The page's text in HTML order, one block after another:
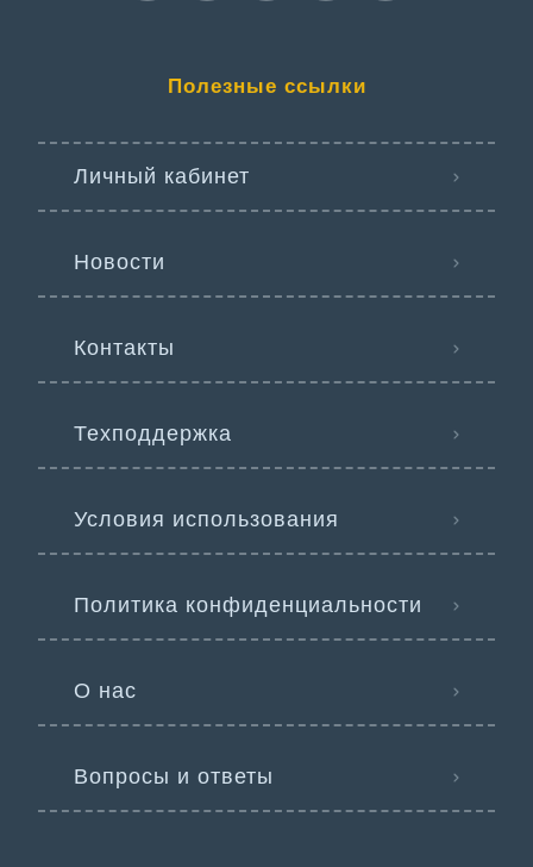
Полезные ссылки
Личный кабинет
Новости
Контакты
Техподдержка
Условия использования
Политика конфиденциальности
О нас
Вопросы и ответы